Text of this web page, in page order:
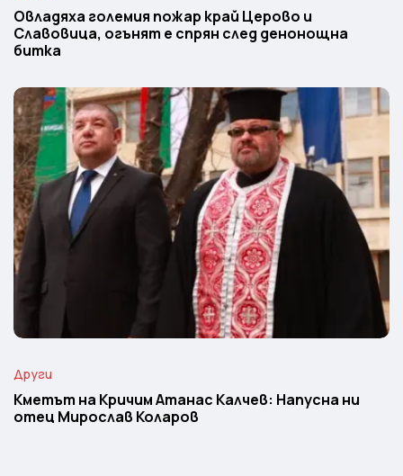
Овладяха големия пожар край Церово и
Славовица, огънят е спрян след денонощна
битка
Други
Кметът на Кричим Атанас Калчев: Напусна ни
отец Мирослав Коларов